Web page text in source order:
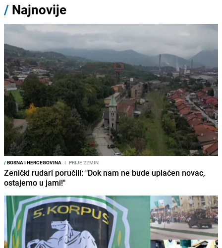
/ Najnovije
/BOSNA I HERCEGOVINA I PRIJE 22MIN
Zenički rudari poručili: "Dok nam ne bude uplaćen novac,
ostajemo u jami!"